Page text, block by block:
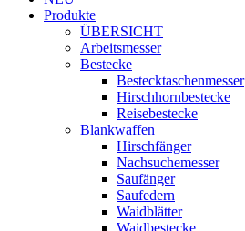
Produkte
ÜBERSICHT
Arbeitsmesser
Bestecke
Bestecktaschenmesser
Hirschhornbestecke
Reisebestecke
Blankwaffen
Hirschfänger
Nachsuchemesser
Saufänger
Saufedern
Waidblätter
Waidbestecke